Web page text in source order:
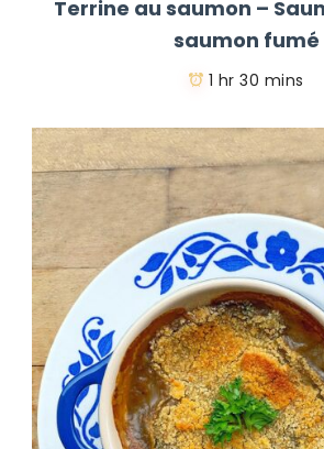
Terrine au saumon –
saumon fumé
1 hr 30 mins